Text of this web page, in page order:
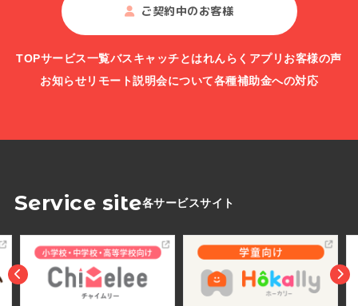
ご契約中のお客様
TOPサービス一覧バスキャッチとはれんらくアプリ お客様の声
お知らせリモート説明会について各種補助金への対応
Service site各サービスサイト